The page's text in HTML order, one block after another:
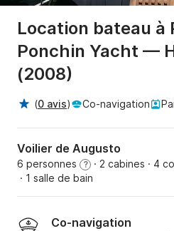
Location bateau à
Ponchin Yacht —
(2008)
(0 avis) Co-navigation
Voilier de Augusto
6 personnes ? · 2 cabines · 4
· 1 salle de bain
Co-navigation